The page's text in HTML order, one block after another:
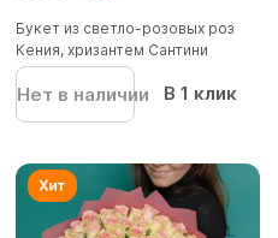
Букет из светло-розовых роз
Кения, хризантем Сантини
Нет в наличии В 1 клик